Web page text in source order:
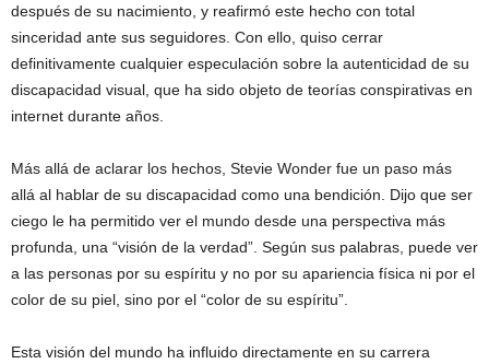
después de su nacimiento, y reafirmó este hecho con total
sinceridad ante sus seguidores. Con ello, quiso cerrar
definitivamente cualquier especulación sobre la autenticidad de su
discapacidad visual, que ha sido objeto de teorías conspirativas en
internet durante años.
Más allá de aclarar los hechos, Stevie Wonder fue un paso más
allá al hablar de su discapacidad como una bendición. Dijo que ser
ciego le ha permitido ver el mundo desde una perspectiva más
profunda, una “visión de la verdad”. Según sus palabras, puede ver
a las personas por su espíritu y no por su apariencia física ni por el
color de su piel, sino por el “color de su espíritu”.
Esta visión del mundo ha influido directamente en su carrera